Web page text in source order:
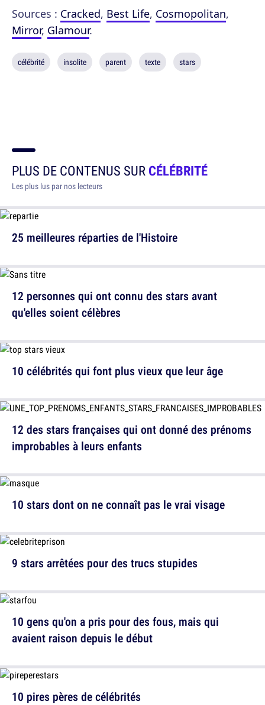
Sources : Cracked, Best Life, Cosmopolitan,
Mirror, Glamour.
célébrité insolite parent texte stars
PLUS DE CONTENUS SURCÉLÉBRITÉ
Les plus lus par nos lecteurs
25 meilleures réparties de l'Histoire
10 célébrités qui font plus vieux que leur âge
10 stars dont on ne connaît pas le vrai visage
10 gens qu'on a pris pour des fous, mais qui
avaient raison depuis le début
12 personnes qui ont connu des stars avant
qu'elles soient célèbres
12 des stars françaises qui ont donné des prénoms
improbables à leurs enfants
9 stars arrêtées pour des trucs stupides
10 pires pères de célébrités